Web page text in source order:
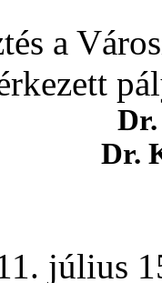
a
július